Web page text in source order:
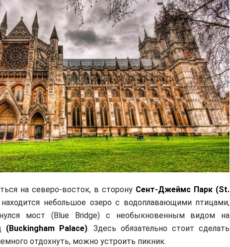
на северо-восток, в сторону Сент-Джеймс Парк (St.
небольшое озеро с водоплавающими птицами,
мост (Blue Bridge) с необыкновенным видом на
(Buckingham Palace). Здесь обязательно стоит сделать
отдохнуть, можно устроить пикник.